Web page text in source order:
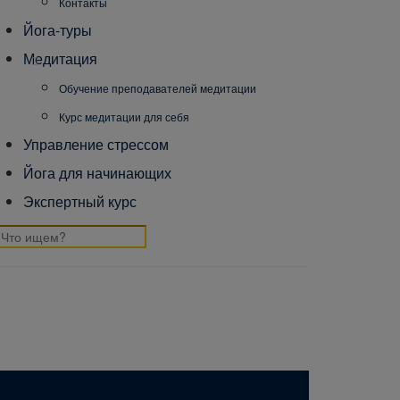
Йога-туры
Медитация
Обучение преподавателей медитации
Курс медитации для себя
Управление стрессом
Йога для начинающих
Экспертный курс